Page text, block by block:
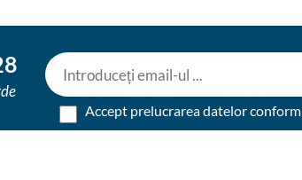
Accept prelucrarea datelor conform